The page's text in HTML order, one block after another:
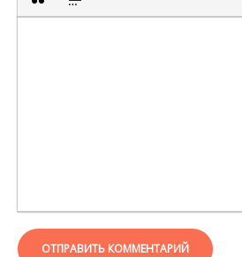
ВСТАВКА ЦИТАТЫ
ВСТАВКА СПОЙЛЕРА
ОТПРАВИТЬ КОММЕНТАРИЙ